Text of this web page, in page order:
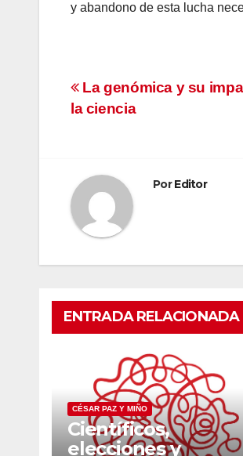
y abandono de esta lucha
Navegación
de
La genómica y su
la ciencia
PorEditor
ENTRADA RELACIONADA
CÉSAR PAZ Y MIÑO
Científicos,
elecciones y